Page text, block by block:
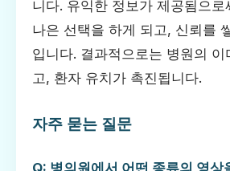
니다. 유익한 정보가 제공됨으로
나은 선택을 하게 되고, 신뢰를
입니다. 결과적으로는 병원의 이
고, 환자 유치가 촉진됩니다.
자주 묻는 질문
Q: 병의원에서 어떤 종류의 영상